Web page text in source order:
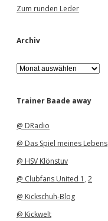
Zum runden Leder
Archiv
A
r
h
Trainer Baade away
@ DRadio
@ Das Spiel meines Lebens
@ HSV Klönstuv
@ Clubfans United 1 , 2
@ Kickschuh-Blog
@ Kickwelt